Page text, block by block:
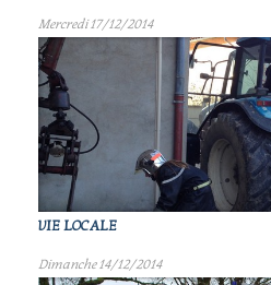
Mercredi 17/12/2014
VIE LOCALE
Dimanche 14/12/2014